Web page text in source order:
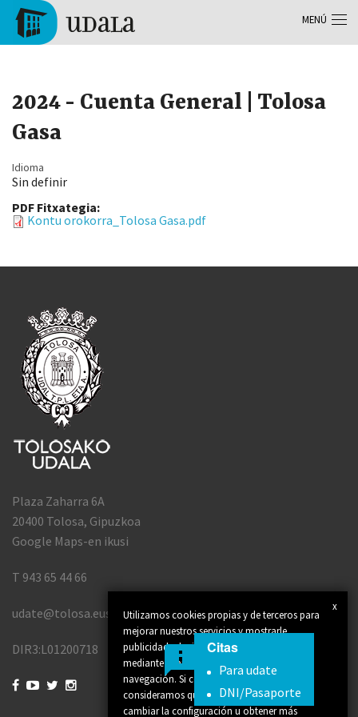
Pasar al contenido principal
2024 - Cuenta General | Tolosa
Gasa
Citas
Para udate
DNI/Pasaporte
Idioma
Sin definir
PDF Fitxategia:
Kontu orokorra_Tolosa Gasa.pdf
x
Utilizamos cookies propias y de terceros para
mejorar nuestros servicios y mostrarle
publicidad relacionada con sus preferencias
mediante el análisis de sus hábitos de
navegación. Si continúa navegando,
consideramos que acepta su uso. Puede
cambiar la configuración u obtener más
Plaza Zaharra 6A
20400 Tolosa, Gipuzkoa
Google Maps-en ikusi
T 943 65 44 66
udate@tolosa.eus
DIR3:L01200718
   
MENÚ